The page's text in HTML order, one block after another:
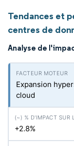
Tendances et
centres de
Analyse de
Expansion
cloud
+2.8%